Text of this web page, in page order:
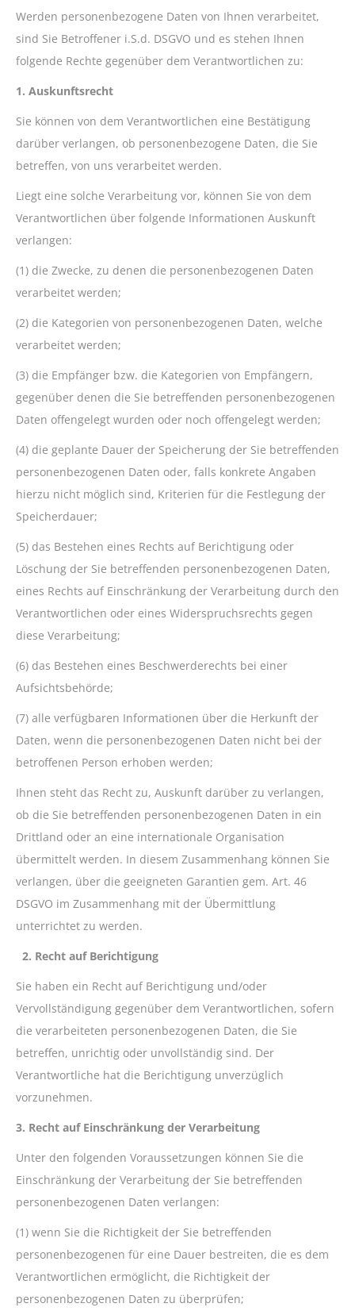
Werden personenbezogene Daten von Ihnen verarbeitet,
sind Sie Betroffener i.S.d. DSGVO und es stehen Ihnen
folgende Rechte gegenüber dem Verantwortlichen zu:
1. Auskunftsrecht
Sie können von dem Verantwortlichen eine Bestätigung
darüber verlangen, ob personenbezogene Daten, die Sie
betreffen, von uns verarbeitet werden.
Liegt eine solche Verarbeitung vor, können Sie von dem
Verantwortlichen über folgende Informationen Auskunft
verlangen:
(1) die Zwecke, zu denen die personenbezogenen Daten
verarbeitet werden;
(2) die Kategorien von personenbezogenen Daten, welche
verarbeitet werden;
(3) die Empfänger bzw. die Kategorien von Empfängern,
gegenüber denen die Sie betreffenden personenbezogenen
Daten offengelegt wurden oder noch offengelegt werden;
(4) die geplante Dauer der Speicherung der Sie betreffenden
personenbezogenen Daten oder, falls konkrete Angaben
hierzu nicht möglich sind, Kriterien für die Festlegung der
Speicherdauer;
(5) das Bestehen eines Rechts auf Berichtigung oder
Löschung der Sie betreffenden personenbezogenen Daten,
eines Rechts auf Einschränkung der Verarbeitung durch den
Verantwortlichen oder eines Widerspruchsrechts gegen
diese Verarbeitung;
(6) das Bestehen eines Beschwerderechts bei einer
Aufsichtsbehörde;
(7) alle verfügbaren Informationen über die Herkunft der
Daten, wenn die personenbezogenen Daten nicht bei der
betroffenen Person erhoben werden;
Ihnen steht das Recht zu, Auskunft darüber zu verlangen,
ob die Sie betreffenden personenbezogenen Daten in ein
Drittland oder an eine internationale Organisation
übermittelt werden. In diesem Zusammenhang können Sie
verlangen, über die geeigneten Garantien gem. Art. 46
DSGVO im Zusammenhang mit der Übermittlung
unterrichtet zu werden.
2. Recht auf Berichtigung
Sie haben ein Recht auf Berichtigung und/oder
Vervollständigung gegenüber dem Verantwortlichen, sofern
die verarbeiteten personenbezogenen Daten, die Sie
betreffen, unrichtig oder unvollständig sind. Der
Verantwortliche hat die Berichtigung unverzüglich
vorzunehmen.
3. Recht auf Einschränkung der Verarbeitung
Unter den folgenden Voraussetzungen können Sie die
Einschränkung der Verarbeitung der Sie betreffenden
personenbezogenen Daten verlangen:
(1) wenn Sie die Richtigkeit der Sie betreffenden
personenbezogenen für eine Dauer bestreiten, die es dem
Verantwortlichen ermöglicht, die Richtigkeit der
personenbezogenen Daten zu überprüfen;